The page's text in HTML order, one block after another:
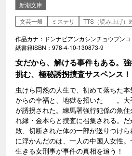
新潮文庫
文芸一般
ミステリ TTS（読み上げ）
作品カナ：ドンナビアンカシンチョウブンコ
紙書籍ISBN：978-4-10-130873-9
女だから、解ける事件もある。
挑む、極秘誘拐捜査サスペンス！
虫けら同然の人生で、初めて落ちた
からの幸福と、地獄を招いた――。大
が誘拐された。練馬署強行犯係の魚
れ縁・金本らと捜査に召集される。
敗、切断された体の一部が送りつけ
に浮かんだのは、一人の中国人女性
生きる女刑事が事件の真相を追う！